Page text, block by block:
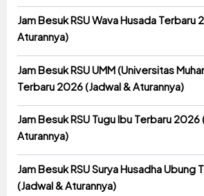
Jam Besuk RSU Wava Husada Terbaru
Aturannya)
Jam Besuk RSU UMM (Universitas
Terbaru 2026 (Jadwal & Aturannya)
Jam Besuk RSU Tugu Ibu Terbaru 2026
Aturannya)
Jam Besuk RSU Surya Husadha Ubung
(Jadwal & Aturannya)